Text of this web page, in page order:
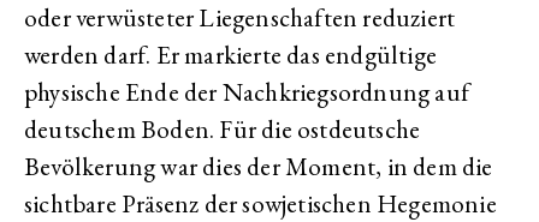
oder verwüsteter Liegenschaften reduziert
werden darf. Er markierte das endgültige
physische Ende der Nachkriegsordnung auf
deutschem Boden. Für die ostdeutsche
Bevölkerung war dies der Moment, in dem die
sichtbare Präsenz der sowjetischen Hegemonie